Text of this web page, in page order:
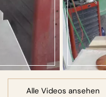
Alle Videos ansehen